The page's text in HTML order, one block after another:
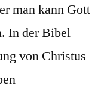
man kann Gott
In der Bibel
von Christus